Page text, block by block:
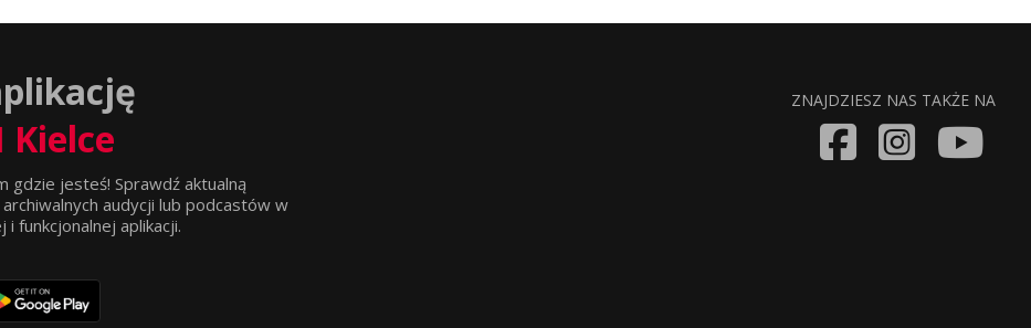
Kielce
gdzie jesteś! Sprawdź aktualną
audycji lub podcastów w
funkcjonalnej aplikacji.
ZNAJDZIESZ NAS TAKŻE NA